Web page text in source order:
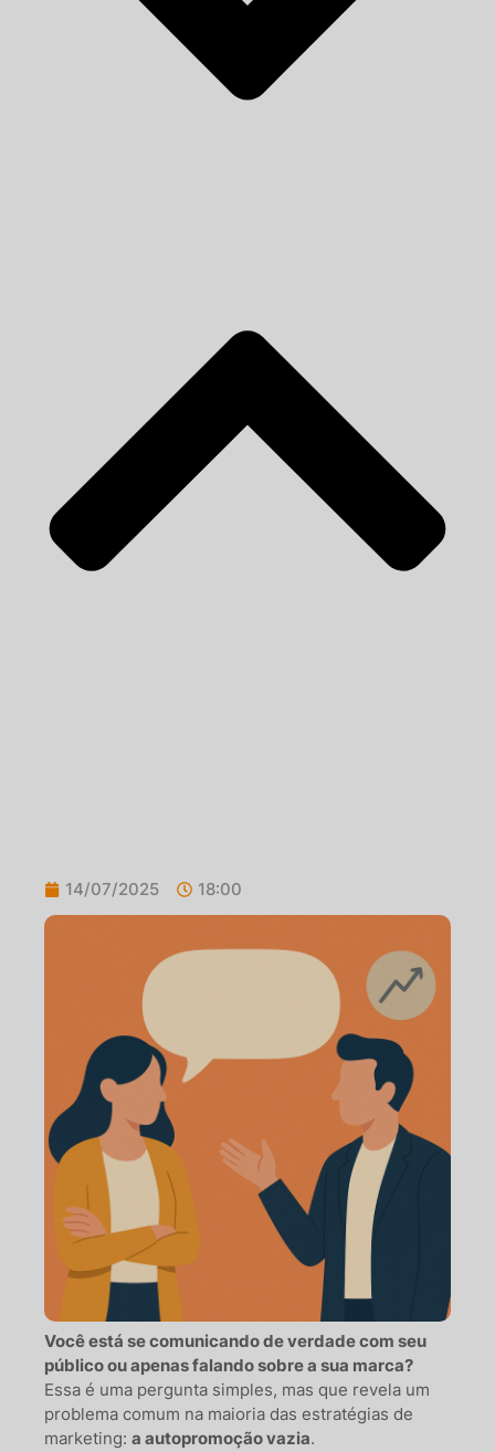
14/07/2025 18:00
Você está se comunicando de verdade com seu
público ou apenas falando sobre a sua marca?
Essa é uma pergunta simples, mas que revela um
problema comum na maioria das estratégias de
marketing: a autopromoção vazia.